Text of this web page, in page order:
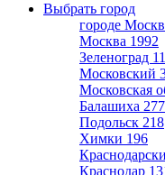
Выбрать город
городе
Москва 1992
Зеленоград
Московский
Московская
Балашиха 277
Подольск 218
Химки 196
Краснодар